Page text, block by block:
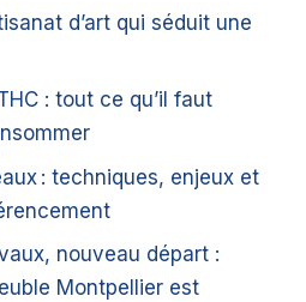
d’art qui séduit une
: tout ce qu’il faut
: techniques, enjeux et
nouveau départ :
Montpellier est